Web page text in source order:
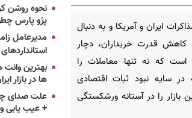
ایران و آمریکا و به دنبال
کاهش قدرت خریداران، دچار
که نه تنها معاملات را
در سایه نبود ثبات اقتصادی
بازار را در آستانه ورشکستگی
نحوه روشن
پژو پارس
مدیرعامل
ها در بازار
علت صدای
+ عیب یابی